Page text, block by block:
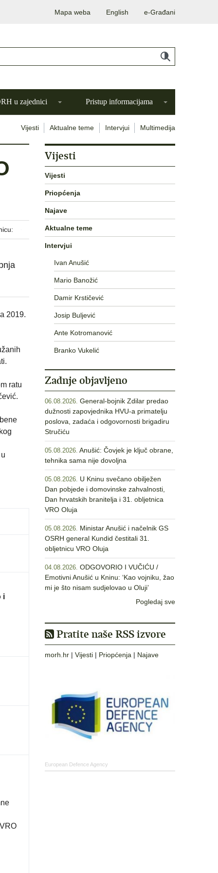
Mapa weba English e-Građani
u zajednici Pristup informacijama
Vijesti Aktualne teme Intervjui Multimedija
2019.
ratu
i
Vijesti
Vijesti
Priopćenja
Najave
Aktualne teme
Intervjui
Ivan Anušić
Mario Banožić
Damir Krstičević
Josip Buljević
Ante Kotromanović
Branko Vukelić
Zadnje objavljeno
06.08.2026. General-bojnik Zdilar predao
dužnosti zapovjednika HVU-a primatelju
poslova, zadaća i odgovornosti brigadiru
Stručiću
05.08.2026. Anušić: Čovjek je ključ obrane,
tehnika sama nije dovoljna
05.08.2026. U Kninu svečano obilježen
Dan pobjede i domovinske zahvalnosti,
Dan hrvatskih branitelja i 31. obljetnica
VRO Oluja
05.08.2026. Ministar Anušić i načelnik GS
OSRH general Kundid čestitali 31.
obljetnicu VRO Oluja
04.08.2026. ODGOVORIO I VUČIĆU /
Emotivni Anušić u Kninu: ‘Kao vojniku, žao
mi je što nisam sudjelovao u Oluji’
Pogledaj sve
Pratite naše RSS izvore
morh.hr | Vijesti | Priopćenja | Najave
European Defence Agency